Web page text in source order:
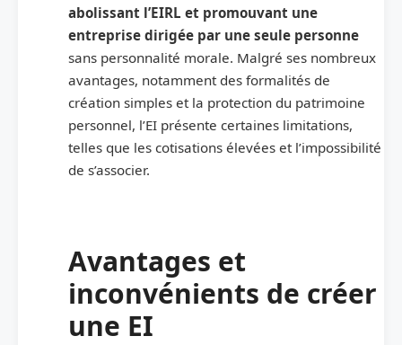
abolissant l’EIRL et promouvant une
entreprise dirigée par une seule personne
sans personnalité morale. Malgré ses nombreux
avantages, notamment des formalités de
création simples et la protection du patrimoine
personnel, l’EI présente certaines limitations,
telles que les cotisations élevées et l’impossibilité
de s’associer.
Avantages et
inconvénients de créer
une EI